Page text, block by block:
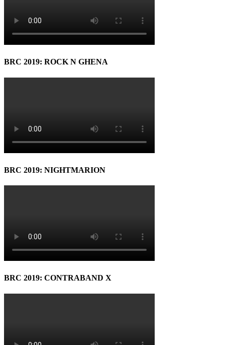
BRC 2019: ROCK N GHENA
BRC 2019: NIGHTMARION
BRC 2019: CONTRABAND X